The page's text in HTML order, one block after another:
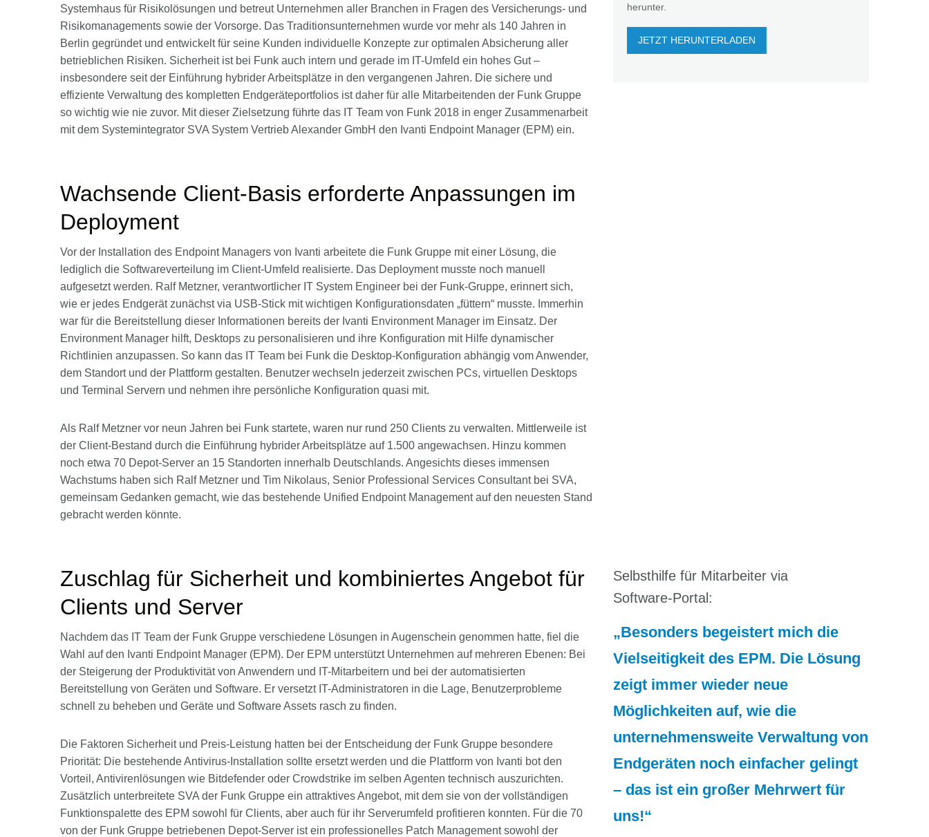
Systemhaus für Risikolösungen und betreut Unternehmen aller Branchen in Fragen des Versicherungs- und
Risikomanagements sowie der Vorsorge. Das Traditionsunternehmen wurde vor mehr als 140 Jahren in
Berlin gegründet und entwickelt für seine Kunden individuelle Konzepte zur optimalen Absicherung aller
betrieblichen Risiken. Sicherheit ist bei Funk auch intern und gerade im IT-Umfeld ein hohes Gut –
insbesondere seit der Einführung hybrider Arbeitsplätze in den vergangenen Jahren. Die sichere und
effiziente Verwaltung des kompletten Endgeräteportfolios ist daher für alle Mitarbeitenden der Funk Gruppe
so wichtig wie nie zuvor. Mit dieser Zielsetzung führte das IT Team von Funk 2018 in enger Zusammenarbeit
mit dem Systemintegrator SVA System Vertrieb Alexander GmbH den Ivanti Endpoint Manager (EPM) ein.
herunter.
JETZT HERUNTERLADEN
Wachsende Client-Basis erforderte Anpassungen im
Deployment
Vor der Installation des Endpoint Managers von Ivanti arbeitete die Funk Gruppe mit einer Lösung, die
lediglich die Softwareverteilung im Client-Umfeld realisierte. Das Deployment musste noch manuell
aufgesetzt werden. Ralf Metzner, verantwortlicher IT System Engineer bei der Funk-Gruppe, erinnert sich,
wie er jedes Endgerät zunächst via USB-Stick mit wichtigen Konfigurationsdaten „füttern“ musste. Immerhin
war für die Bereitstellung dieser Informationen bereits der Ivanti Environment Manager im Einsatz. Der
Environment Manager hilft, Desktops zu personalisieren und ihre Konfiguration mit Hilfe dynamischer
Richtlinien anzupassen. So kann das IT Team bei Funk die Desktop-Konfiguration abhängig vom Anwender,
dem Standort und der Plattform gestalten. Benutzer wechseln jederzeit zwischen PCs, virtuellen Desktops
und Terminal Servern und nehmen ihre persönliche Konfiguration quasi mit.
Als Ralf Metzner vor neun Jahren bei Funk startete, waren nur rund 250 Clients zu verwalten. Mittlerweile ist
der Client-Bestand durch die Einführung hybrider Arbeitsplätze auf 1.500 angewachsen. Hinzu kommen
noch etwa 70 Depot-Server an 15 Standorten innerhalb Deutschlands. Angesichts dieses immensen
Wachstums haben sich Ralf Metzner und Tim Nikolaus, Senior Professional Services Consultant bei SVA,
gemeinsam Gedanken gemacht, wie das bestehende Unified Endpoint Management auf den neuesten Stand
gebracht werden könnte.
Zuschlag für Sicherheit und kombiniertes Angebot für
Clients und Server
Nachdem das IT Team der Funk Gruppe verschiedene Lösungen in Augenschein genommen hatte, fiel die
Wahl auf den Ivanti Endpoint Manager (EPM). Der EPM unterstützt Unternehmen auf mehreren Ebenen: Bei
der Steigerung der Produktivität von Anwendern und IT-Mitarbeitern und bei der automatisierten
Bereitstellung von Geräten und Software. Er versetzt IT-Administratoren in die Lage, Benutzerprobleme
schnell zu beheben und Geräte und Software Assets rasch zu finden.
Die Faktoren Sicherheit und Preis-Leistung hatten bei der Entscheidung der Funk Gruppe besondere
Priorität: Die bestehende Antivirus-Installation sollte ersetzt werden und die Plattform von Ivanti bot den
Vorteil, Antivirenlösungen wie Bitdefender oder Crowdstrike im selben Agenten technisch auszurichten.
Zusätzlich unterbreitete SVA der Funk Gruppe ein attraktives Angebot, mit dem sie von der vollständigen
Funktionspalette des EPM sowohl für Clients, aber auch für ihr Serverumfeld profitieren konnten. Für die 70
von der Funk Gruppe betriebenen Depot-Server ist ein professionelles Patch Management sowohl der
Selbsthilfe für Mitarbeiter via
Software-Portal:
Besonders begeistert mich die
Vielseitigkeit des EPM. Die Lösung
zeigt immer wieder neue
Möglichkeiten auf, wie die
unternehmensweite Verwaltung von
Endgeräten noch einfacher gelingt
– das ist ein großer Mehrwert für
uns!